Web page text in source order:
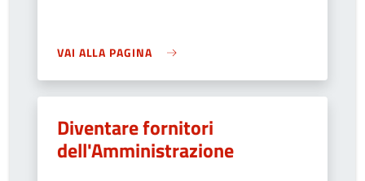
VAI ALLA PAGINA
Diventare fornitori
dell'Amministrazione